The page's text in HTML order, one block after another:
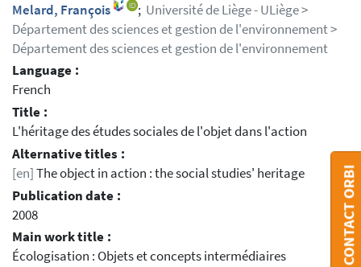
Melard, François
; Université de Liège - ULiège >
Département des sciences et gestion de l'environnement >
Département des sciences et gestion de l'environnement
Language :
French
Title :
L'héritage des études sociales de l'objet dans l'action
Alternative titles :
[en]The object in action : the social studies' heritage
Publication date :
2008
Main work title :
Écologisation : Objets et concepts intermédiaires
CONTACT ORBI